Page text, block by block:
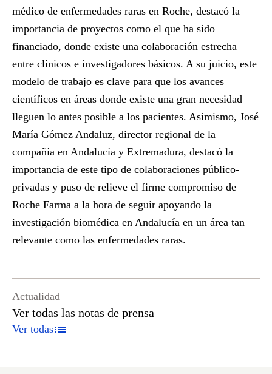
médico de enfermedades raras en Roche, destacó la
importancia de proyectos como el que ha sido
financiado, donde existe una colaboración estrecha
entre clínicos e investigadores básicos. A su juicio, este
modelo de trabajo es clave para que los avances
científicos en áreas donde existe una gran necesidad
lleguen lo antes posible a los pacientes. Asimismo, José
María Gómez Andaluz, director regional de la
compañía en Andalucía y Extremadura, destacó la
importancia de este tipo de colaboraciones público-
privadas y puso de relieve el firme compromiso de
Roche Farma a la hora de seguir apoyando la
investigación biomédica en Andalucía en un área tan
relevante como las enfermedades raras.
Actualidad
Ver todas las notas de prensa
Ver todas